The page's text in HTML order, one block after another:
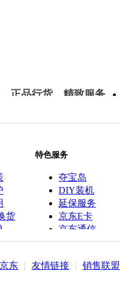
正品行货，精致服务
货
特色服务
夺宝岛
DIY装机
延保服务
京东E卡
京东通信
京鱼座智能
东 | 友情链接 | 销售联盟